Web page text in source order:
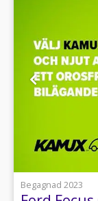
Begagnad 2023